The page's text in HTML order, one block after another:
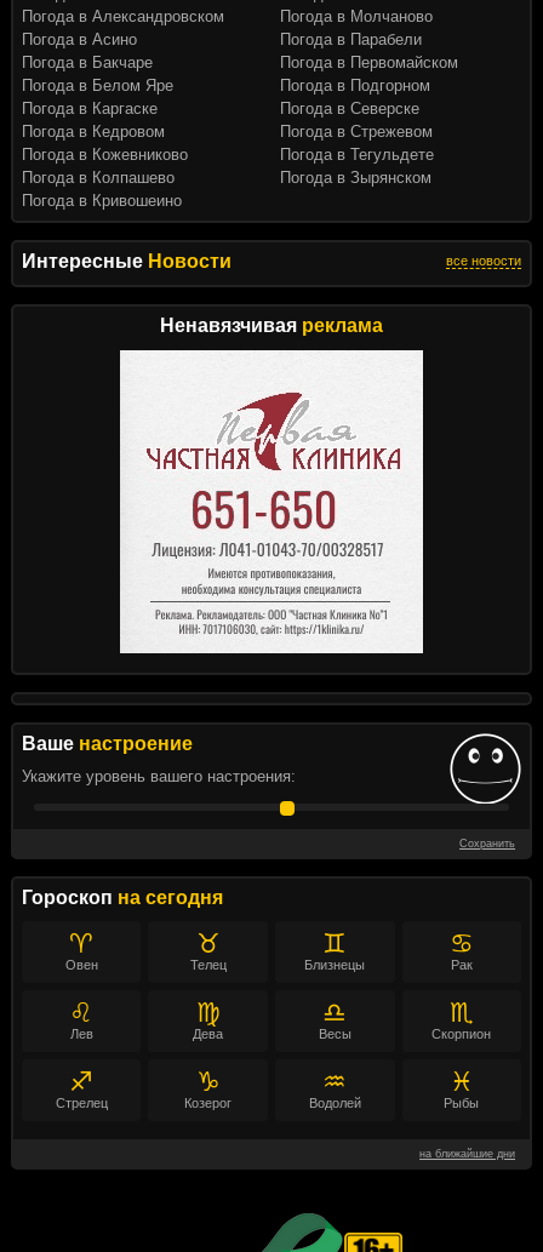
Интересные Новости все новости
Ненавязчивая реклама
Ваше настроение
Укажите уровень вашего настроения:
Сохранить
Гороскоп на сегодня
♈
Овен
♉
Телец
♊
Близнецы
♋
Рак
♌
Лев
♍
Дева
♎
Весы
♏
Скорпион
♐
Стрелец
♑
Козерог
♒
Водолей
♓
Рыбы
на ближайшие дни
Погода в Александровском
Погода в Асино
Погода в Бакчаре
Погода в Белом Яре
Погода в Каргаске
Погода в Кедровом
Погода в Кожевниково
Погода в Колпашево
Погода в Кривошеино
Погода в Молчаново
Погода в Парабели
Погода в Первомайском
Погода в Подгорном
Погода в Северске
Погода в Стрежевом
Погода в Тегульдете
Погода в Зырянском